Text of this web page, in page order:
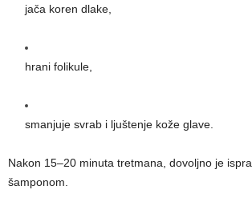
jača koren dlake,
hrani folikule,
smanjuje svrab i ljuštenje kože glave.
Nakon 15–20 minuta tretmana, dovoljno je
šamponom.